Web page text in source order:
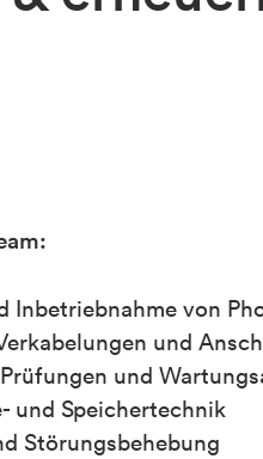
von
und
und
und Speichertechnik
Störungsbehebung